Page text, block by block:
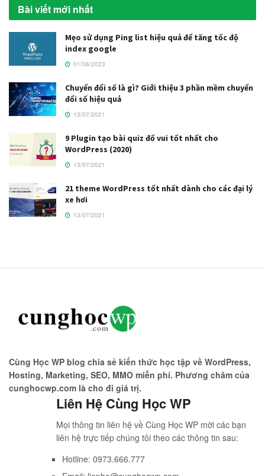
Bài viết mới nhất
Mẹo sử dụng Ping list hiệu quả để tăng tốc độ
index google
01/08/2023
Chuyển đổi số là gì? Giới thiệu 3 phần mềm chuyển
đổi số hiệu quả
13/07/2021
9 Plugin tạo bài quiz đố vui tốt nhất cho
WordPress (2020)
13/07/2021
21 theme WordPress tốt nhất dành cho các đại lý
xe hơi
13/07/2021
Cùng Học WP blog chia sẻ kiến thức học tập về WordPress,
Hosting, Marketing, SEO, MMO miễn phí. Phương châm của
cunghocwp.com là cho đi giá trị.
Liên Hệ Cùng Học WP
Mọi thông tin liên hệ về Cùng Học WP mời các bạn
liên hệ trực tiếp chúng tôi theo các thông tin sau:
Hotline: 0973.666.777